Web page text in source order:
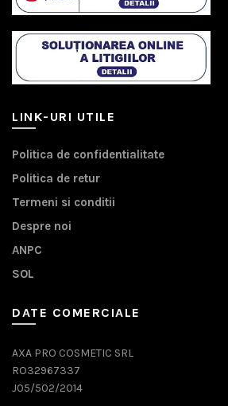
LINK-URI UTILE
Politica de confidentialitate
Politica de retur
Termeni si conditii
Despre noi
ANPC
SOL
DATE COMERCIALE
AXA PRO COSMETIC SRL
RO32967337
J05/502/2014